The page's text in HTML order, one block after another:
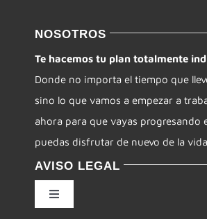
NOSOTROS
Te hacemos tu plan totalmente
Donde no importa el tiempo que
sino lo que vamos a empezar a
ahora para que vayas progresando
puedas disfrutar de nuevo de la
AVISO LEGAL
Toggle
Navigation